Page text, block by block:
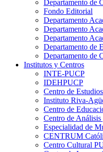
Departamento de
Fondo Editorial
Departamento
Departamento
Departamento
Departamento de
Departamento de
Institutos y Centros
INTE-PUCP
IDEHPUCP
Centro de
Instituto Riva-
Centro de
Centro de
Especialidad de
CENTRUM
Centro Cultural